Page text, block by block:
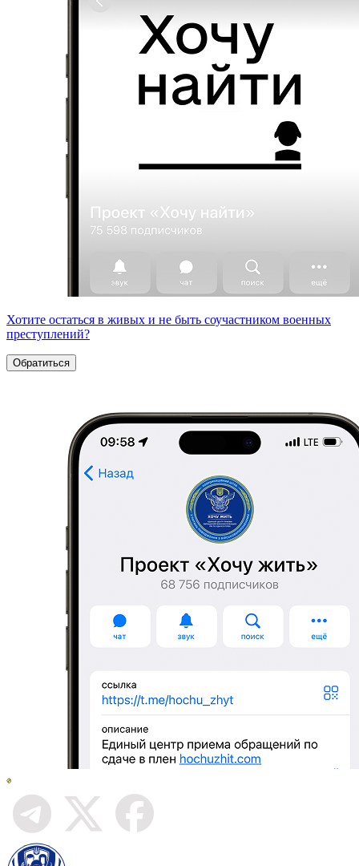
Хотите остаться в живых и не быть соучастником военных
преступлений?
Обратиться